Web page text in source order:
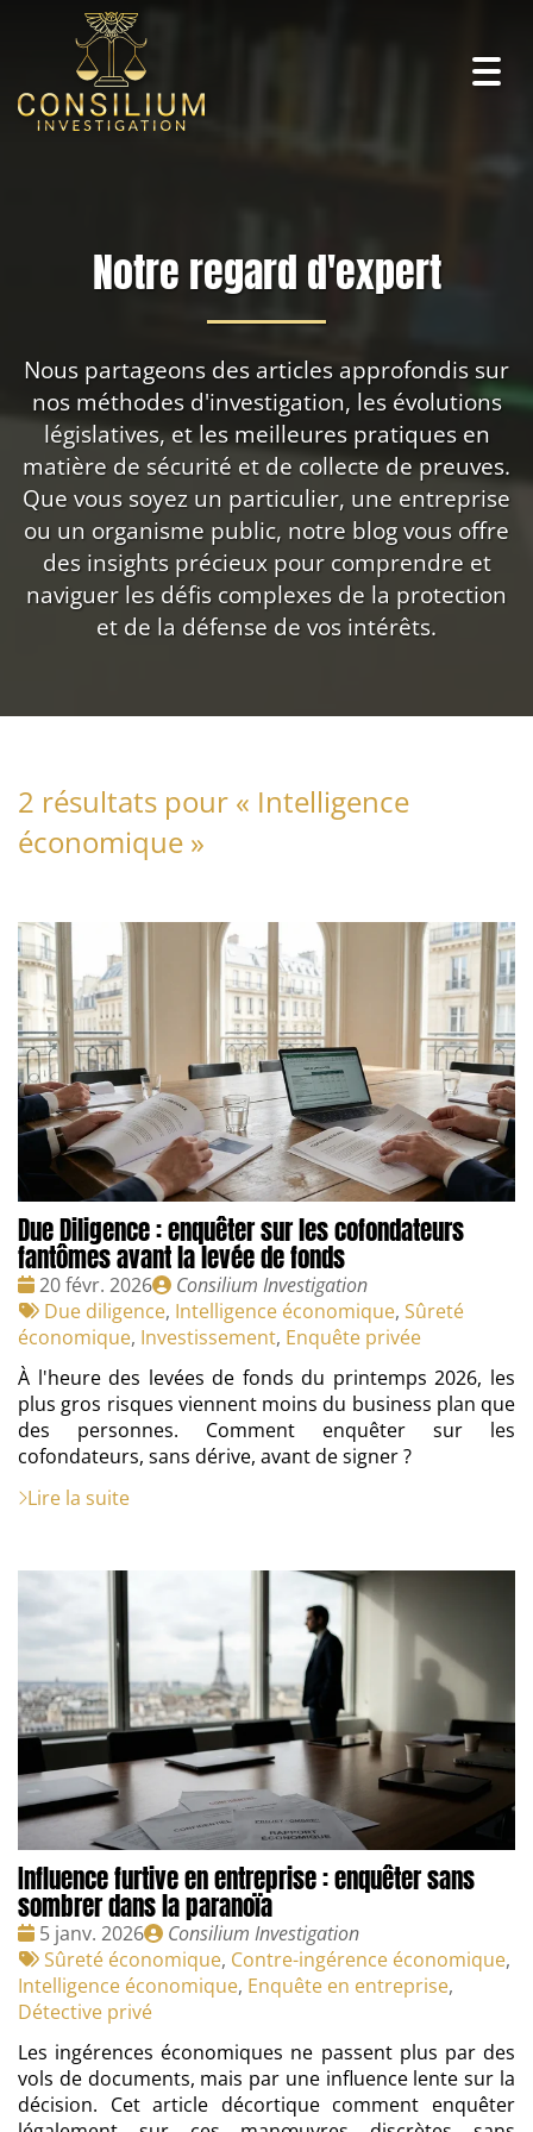
Notre regard d'expert
Nous partageons des articles approfondis sur
nos méthodes d'investigation, les évolutions
législatives, et les meilleures pratiques en
matière de sécurité et de collecte de preuves.
Que vous soyez un particulier, une entreprise
ou un organisme public, notre blog vous offre
des insights précieux pour comprendre et
naviguer les défis complexes de la protection
et de la défense de vos intérêts.
2 résultats pour « Intelligence
économique »
Due Diligence : enquêter sur les cofondateurs
fantômes avant la levée de fonds
Date
:
20 févr. 2026
Publié
par
Consilium Investigation
Tags
:
Due diligence, Intelligence économique, Sûreté
économique, Investissement, Enquête privée
À l'heure des levées de fonds du printemps 2026, les
plus gros risques viennent moins du business plan que
des personnes. Comment enquêter sur les
cofondateurs, sans dérive, avant de signer ?
Lire la suite
Influence furtive en entreprise : enquêter sans
sombrer dans la paranoïa
Date
:
5 janv. 2026
Publié
par
Consilium Investigation
Tags
:
Sûreté économique, Contre-ingérence économique,
Intelligence économique, Enquête en entreprise,
Détective privé
Les ingérences économiques ne passent plus par des
vols de documents, mais par une influence lente sur la
décision. Cet article décortique comment enquêter